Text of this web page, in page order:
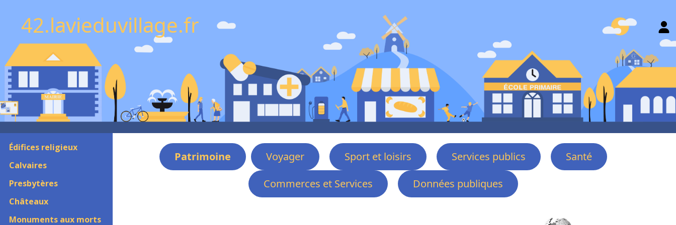
42.lavieduvillage.fr
Édifices religieux
Calvaires
Presbytères
Châteaux
Monuments aux morts
Patrimoine Voyager Sport et loisirs Services publics
Santé
Commerces et Services
Données publiques